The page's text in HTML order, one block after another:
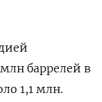
баррелей в
1,1 млн.